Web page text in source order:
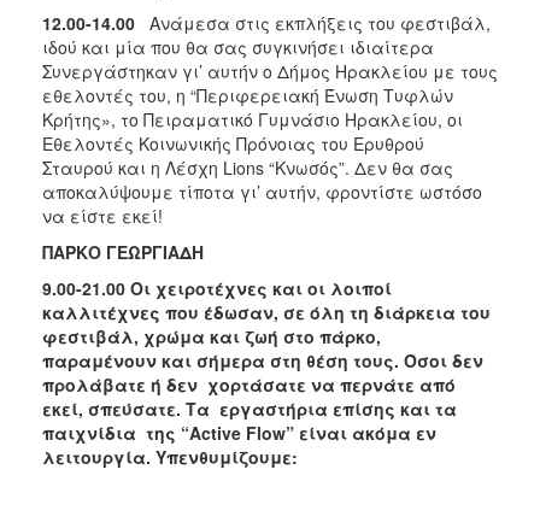
12.00-14.00 Ανάμεσα στις εκπλήξεις του φεστιβάλ,
ιδού και μία που θα σας συγκινήσει ιδιαίτερα
Συνεργάστηκαν γι’ αυτήν ο Δήμος Ηρακλείου με τους
εθελοντές του, η “Περιφερειακή Ένωση Τυφλών
Κρήτης», το Πειραματικό Γυμνάσιο Ηρακλείου, οι
Εθελοντές Κοινωνικής Πρόνοιας του Ερυθρού
Σταυρού και η Λέσχη Lions “Κνωσός”. Δεν θα σας
αποκαλύψουμε τίποτα γι’ αυτήν, φροντίστε ωστόσο
να είστε εκεί!
ΠΑΡΚΟ ΓΕΩΡΓΙΑΔΗ
9.00-21.00 Οι χειροτέχνες και οι λοιποί
καλλιτέχνες που έδωσαν, σε όλη τη διάρκεια του
φεστιβάλ, χρώμα και ζωή στο πάρκο,
παραμένουν και σήμερα στη θέση τους. Όσοι δεν
προλάβατε ή δεν χορτάσατε να περνάτε από
εκεί, σπεύσατε. Τα εργαστήρια επίσης και τα
παιχνίδια της “Αctive Flow” είναι ακόμα εν
λειτουργία. Υπενθυμίζουμε: